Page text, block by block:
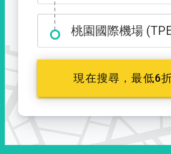
桃園國際機場
現在搜尋，最低6